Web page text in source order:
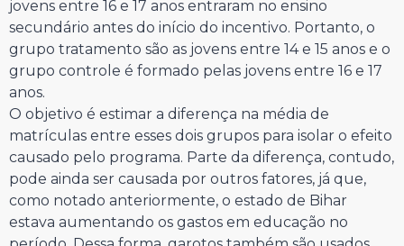
jovens entre 16 e 17 anos entraram no ensino
secundário antes do início do incentivo. Portanto, o
grupo tratamento são as jovens entre 14 e 15 anos e o
grupo controle é formado pelas jovens entre 16 e 17
anos.
O objetivo é estimar a diferença na média de
matrículas entre esses dois grupos para isolar o efeito
causado pelo programa. Parte da diferença, contudo,
pode ainda ser causada por outros fatores, já que,
como notado anteriormente, o estado de Bihar
estava aumentando os gastos em educação no